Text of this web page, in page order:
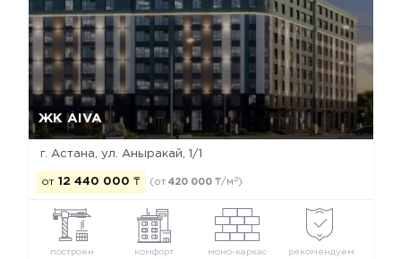
ЖК AIVA
г. Астана, ул. Аныракай, 1/1
от 12 440 000 ₸ (от 420 000 ₸/м 2)
построен комфорт моно-каркас рекомендуем